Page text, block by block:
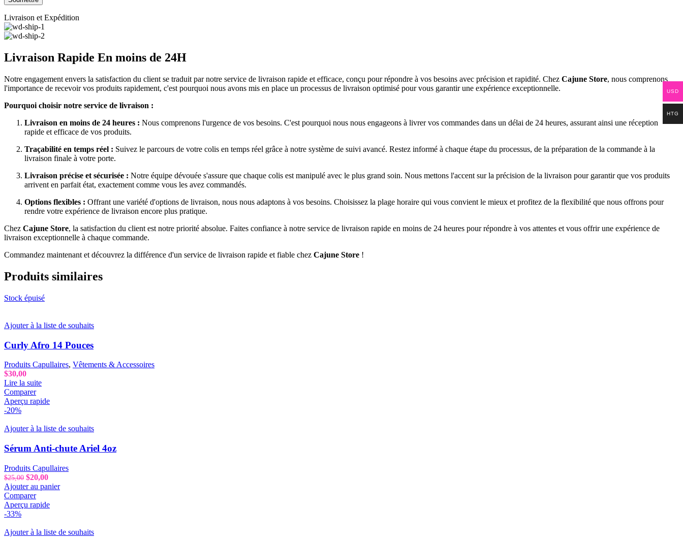
Livraison et Expédition
Livraison Rapide En moins de 24H
Notre engagement envers la satisfaction du client se traduit par notre service de livraison rapide et efficace, conçu pour répondre à vos besoins avec précision et rapidité. Chez Cajune Store, nous comprenons
l'importance de recevoir vos produits rapidement, c'est pourquoi nous avons mis en place un processus de livraison optimisé pour vous garantir une expérience exceptionnelle.
Pourquoi choisir notre service de livraison :
Livraison en moins de 24 heures : Nous comprenons l'urgence de vos besoins. C'est pourquoi nous nous engageons à livrer vos commandes dans un délai de 24 heures, assurant ainsi une réception
rapide et efficace de vos produits.
Traçabilité en temps réel : Suivez le parcours de votre colis en temps réel grâce à notre système de suivi avancé. Restez informé à chaque étape du processus, de la préparation de la commande à la
livraison finale à votre porte.
Livraison précise et sécurisée : Notre équipe dévouée s'assure que chaque colis est manipulé avec le plus grand soin. Nous mettons l'accent sur la précision de la livraison pour garantir que vos produits
arrivent en parfait état, exactement comme vous les avez commandés.
Options flexibles : Offrant une variété d'options de livraison, nous nous adaptons à vos besoins. Choisissez la plage horaire qui vous convient le mieux et profitez de la flexibilité que nous offrons pour
rendre votre expérience de livraison encore plus pratique.
Chez Cajune Store, la satisfaction du client est notre priorité absolue. Faites confiance à notre service de livraison rapide en moins de 24 heures pour répondre à vos attentes et vous offrir une expérience de
livraison exceptionnelle à chaque commande.
Commandez maintenant et découvrez la différence d'un service de livraison rapide et fiable chez Cajune Store !
Produits similaires
Stock épuisé
Ajouter à la liste de souhaits
Curly Afro 14 Pouces
Produits Capullaires, Vêtements & Accessoires
$30,00
Lire la suite
Comparer
Aperçu rapide
-20%
Ajouter à la liste de souhaits
Sérum Anti-chute Ariel 4oz
Produits Capullaires
$25,00 Le
prix
initial
était :
$20,00Le
prix
est :
Ajouter au panier
Comparer
Aperçu rapide
-33%
Ajouter à la liste de souhaits
USD
HTG